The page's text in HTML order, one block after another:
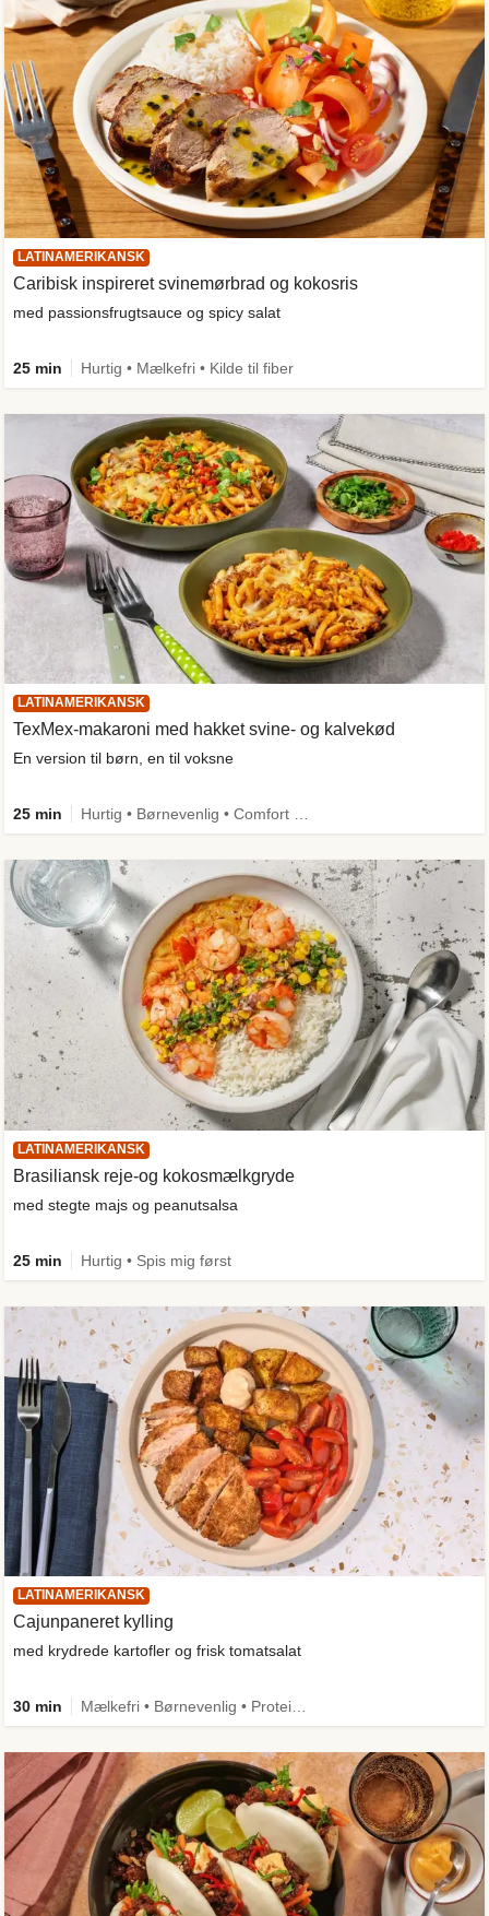
LATINAMERIKANSK
Caribisk inspireret svinemørbrad og kokosris
med passionsfrugtsauce og spicy salat
25 min Hurtig • Mælkefri • Kilde til fiber
LATINAMERIKANSK
TexMex-makaroni med hakket svine- og kalvekød
En version til børn, en til voksne
25 min
LATINAMERIKANSK
Brasiliansk reje-og kokosmælkgryde
med stegte majs og peanutsalsa
25 min Hurtig • Spis mig først
LATINAMERIKANSK
Cajunpaneret kylling
med krydrede kartofler og frisk tomatsalat
30 min